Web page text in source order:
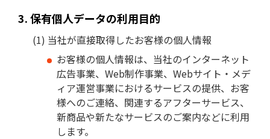
保有個人データの利用目的
当社が直接取得したお客様の個人情報
お客様の個人情報は、当社のインターネット
広告事業、Web制作事業、Webサイト・メデ
ィア運営事業におけるサービスの提供、お客
様へのご連絡、関連するアフターサービス、
新商品や新たなサービスのご案内などに利用
します。